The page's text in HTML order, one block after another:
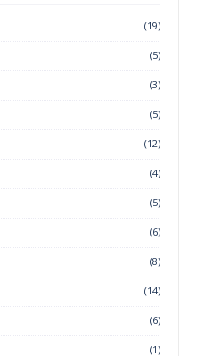
(19)
(5)
(3)
(5)
(12)
(4)
(5)
(6)
(8)
(14)
(6)
(1)